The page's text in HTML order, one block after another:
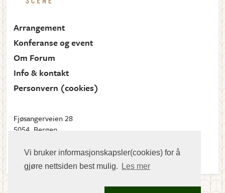
Vi bruker informasjonskapsler(cookies) for å
gjøre nettsiden best mulig.
Les mer
Arrangement
Konferanse og event
Om Forum
Info & kontakt
Personvern (cookies)
Fjøsangerveien 28
5054, Bergen